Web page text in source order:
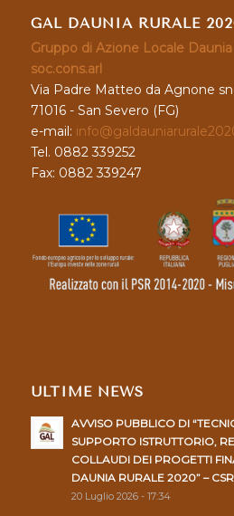
GAL DAUNIA RURALE
Gruppo di Azione Locale
soc.cons.arl
Via Padre Matteo da Agnone
71016 - San Severo (FG)
e-mail:
Tel. 0882 339252
Fax: 0882 339247
ULTIME NEWS
AVVISO PUBBLICO DI
SUPPORTO ISTRUTTORIO,
COLLAUDI DEI PROGETTI
DAUNIA RURALE 2020” –
20 Luglio 2026 - 17:34